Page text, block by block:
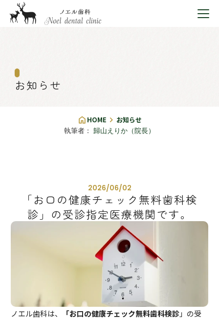
院内紹介
届出施設基準
個人情報保護方針
お知らせ
HOME お知らせ
執筆者： 歸山えりか（院長）
2026/06/02
「お口の健康チェック無料歯科検
診」の受診指定医療機関です。
ノエル歯科は、 「お口の健康チェック無料歯科検診」の受